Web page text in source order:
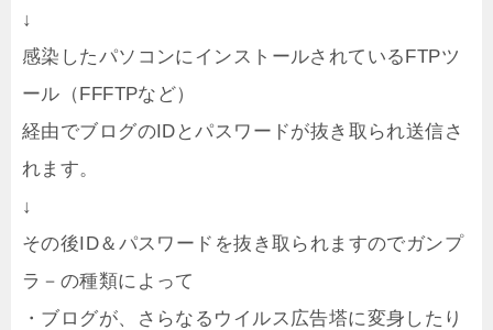
↓
感染したパソコンにインストールされているFTPツ
ール（FFFTPなど）
経由でブログのIDとパスワードが抜き取られ送信さ
れます。
↓
その後ID＆パスワードを抜き取られますのでガンプ
ラ－の種類によって
・ブログが、さらなるウイルス広告塔に変身したり